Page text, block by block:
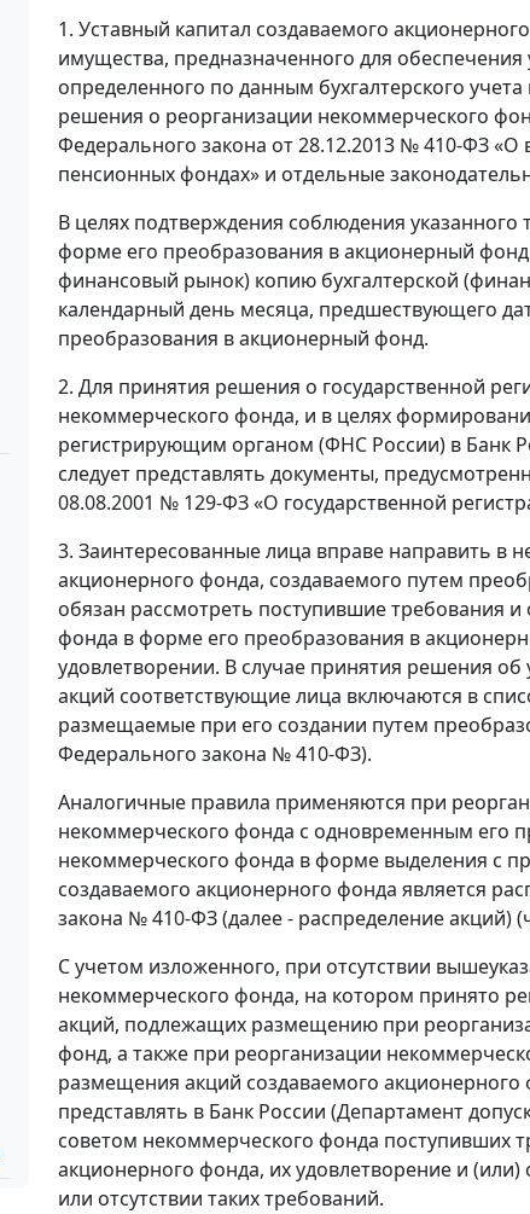
1. Уставный капитал создаваемого
имущества, предназначенного для
определенного по данным бухгалтерского
решения о реорганизации некоммерческого
Федерального закона от 28.12.2013 № 410-ФЗ
пенсионных фондах» и отдельные
В целях подтверждения соблюдения
форме его преобразования в акционерный фонд
финансовый рынок) копию бухгалтерской
календарный день месяца, предшествующего
преобразования в акционерный фонд.
2. Для принятия решения о государственной
некоммерческого фонда, и в целях
регистрирующим органом (ФНС России) в Банк
следует представлять документы,
08.08.2001 № 129-ФЗ «О государственной
3. Заинтересованные лица вправе направить в
акционерного фонда, создаваемого путем
обязан рассмотреть поступившие требования
фонда в форме его преобразования в
удовлетворении. В случае принятия решения
акций соответствующие лица включаются в
размещаемые при его создании путем
Федерального закона № 410-ФЗ).
Аналогичные правила применяются при
некоммерческого фонда с одновременным его
некоммерческого фонда в форме выделения с
создаваемого акционерного фонда является
закона № 410-ФЗ (далее - распределение акций)
С учетом изложенного, при отсутствии
некоммерческого фонда, на котором принято
акций, подлежащих размещению при
фонд, а также при реорганизации
размещения акций создаваемого акционерного
представлять в Банк России (Департамент
советом некоммерческого фонда поступивших
акционерного фонда, их удовлетворение и
или отсутствии таких требований.